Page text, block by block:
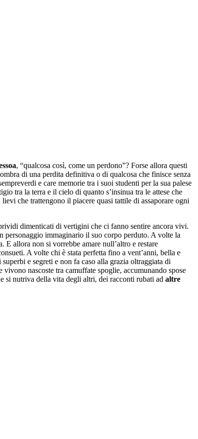
, “qualcosa così, come un perdono”? Forse allora questi
di una perdita definitiva o di qualcosa che finisce senza
e care memorie tra i suoi studenti per la sua palese
tra la terra e il cielo di quanto s’insinua tra le attese che
che trattengono il piacere quasi tattile di assaporare ogni
dimenticati di vertigini che ci fanno sentire ancora vivi.
personaggio immaginario il suo corpo perduto. A volte la
allora non si vorrebbe amare null’altro e restare
A volte chi è stata perfetta fino a vent’anni, bella e
e segreti e non fa caso alla grazia oltraggiata di
nascoste tra camuffate spoglie, accumunando spose
si nutriva della vita degli altri, dei racconti rubati ad altre